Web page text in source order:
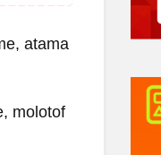
atama
molotof